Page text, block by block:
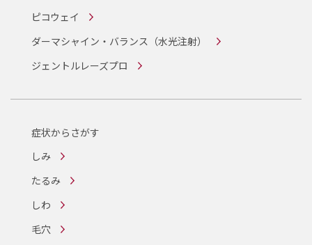
ピコウェイ
ダーマシャイン・バランス （水光注射）
ジェントルレーズプロ
症状からさがす
しみ
たるみ
しわ
毛穴